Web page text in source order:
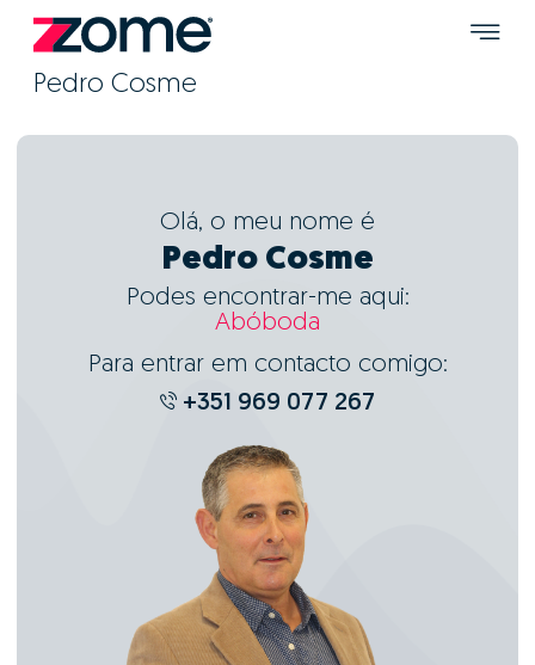
Pedro Cosme
Olá, o meu nome é
Pedro Cosme
Podes encontrar-me aqui:
Abóboda
Para entrar em contacto comigo:
+351 969 077 267